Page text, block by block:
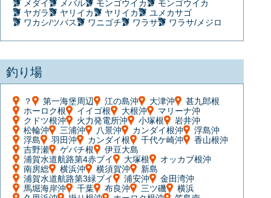
メダイ
メバル モンゴウイカ
モンゴウイカ
ヤガラ
ヤリイカ ヤリイカ
ユメカサゴ
ワカシ/ツバス
ワニゴチ ワラサ ワラサ/メジロ
釣り場
？ 第一海堡周辺 江の島沖 大津沖
甚九郎根
ホーロク根
イイゴ根 大根沖
マリーナ沖
クドツ根沖
火力発電所沖 小塚根
岩井沖
松輪沖
三浦沖 八景沖 カンダイ根沖
浮島沖
浮島
羽田沖 カンダイ根 千代ケ崎沖
香山根沖
吉野瀬
ゲバチ根
伊豆大島
浦賀水道航路第4赤ブイ
大塚根
オッカブ根沖
南房総
横浜沖 横須賀沖
新島
浦賀水道航路第3緑ブイ
浦安沖
金田湾沖
馬堀海岸沖
千葉 布良沖 三ツ磯
横浜